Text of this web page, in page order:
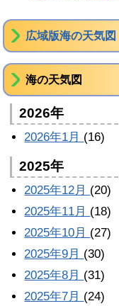
広域版海の天気図
海の天気図
2026年
2026年1月 (16)
2025年
2025年12月 (20)
2025年11月 (18)
2025年10月 (27)
2025年9月 (30)
2025年8月 (31)
2025年7月 (24)